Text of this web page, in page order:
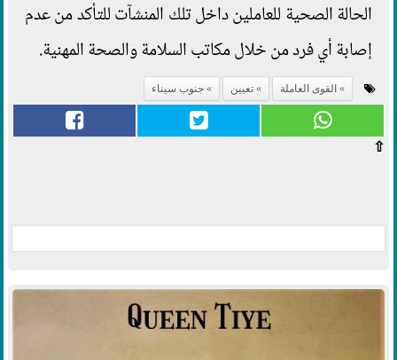
الحالة الصحية للعاملين داخل تلك المنشآت للتأكد من عدم
إصابة أي فرد من خلال مكاتب السلامة والصحة المهنية.
القوى العاملة تعيين جنوب سيناء
⇧